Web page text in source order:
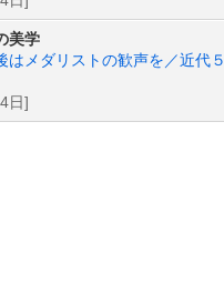
美学
はメダリストの歓声を／近代５
日]